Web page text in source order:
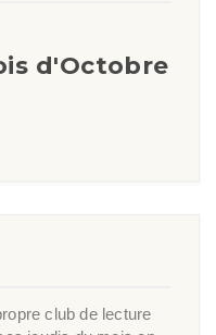
d'Octobre
club de lecture